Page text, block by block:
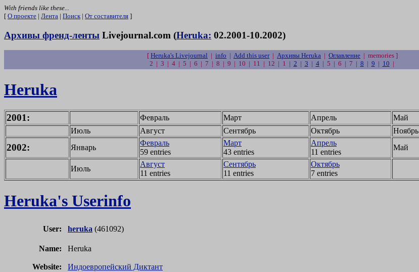
With friends like these...
[ О проекте | Лента | Поиск| От составителя ]
Архивы френд-ленты Livejournal.com (Heruka: 02.2001-10.2002)
[ Heruka's Livejournal | info | Add this user| Архивы Heruka | Оглавление | memories ]
2 | 3 | 4 | 5 | 6 | 7 | 8 | 9 | 10 | 11 | 12 | 1 | 2 | 3 | 4| 5 | 6 | 7 | 8 | 9 | 10 |
Heruka
2001: Февраль Март Апрель Май
Июль
Август Сентябрь Октябрь Ноябрь
2002: Январь
Февраль
59 entries
Март
43 entries
Апрель
11 entries
Май
Июль
Август
11 entries
Сентябрь
11 entries
Октябрь
7 entries
Heruka's Userinfo
User: heruka (461092)
Name: Heruka
Website:
Индоевропейский Диктант